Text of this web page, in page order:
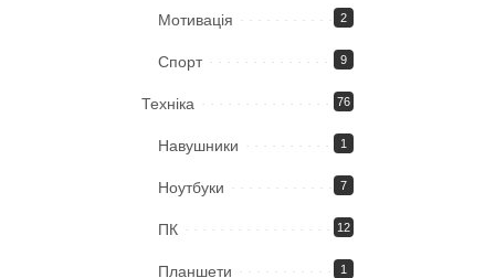
Мотивація 2
Спорт 9
Техніка 76
Навушники 1
Ноутбуки 7
ПК 12
Планшети 1